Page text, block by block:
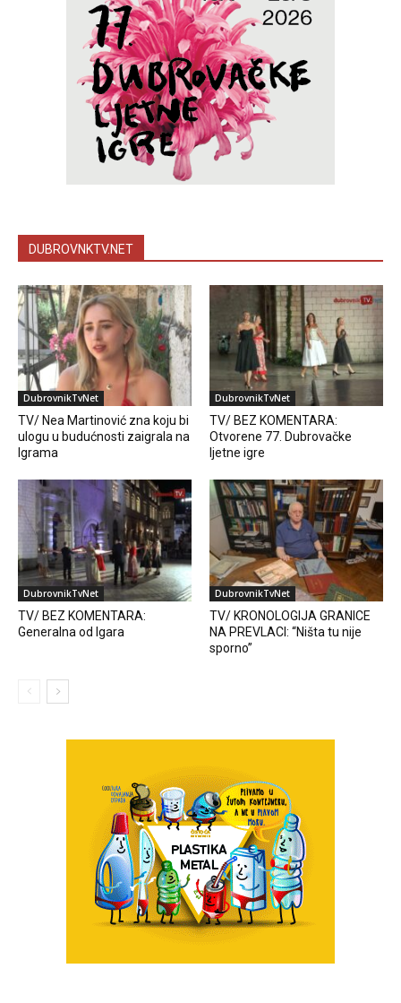
DUBROVNKTV.NET
DubrovnikTvNet
TV/ Nea Martinović zna koju bi
ulogu u budućnosti zaigrala na
Igrama
DubrovnikTvNet
TV/ BEZ KOMENTARA:
Otvorene 77. Dubrovačke
ljetne igre
DubrovnikTvNet
TV/ BEZ KOMENTARA:
Generalna od Igara
DubrovnikTvNet
TV/ KRONOLOGIJA GRANICE
NA PREVLACI: “Ništa tu nije
sporno”